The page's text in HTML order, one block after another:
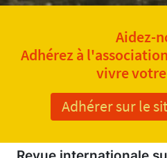
Aidez-
Adhérez à
vivre
Adhérer sur le